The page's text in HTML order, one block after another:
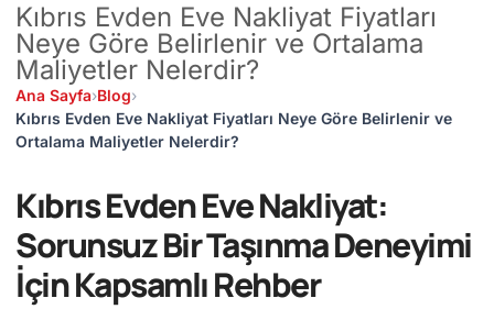
Kıbrıs Evden Eve Nakliyat Fiyatları
Neye Göre Belirlenir ve Ortalama
Maliyetler Nelerdir?
Ana Sayfa›Blog›
Kıbrıs Evden Eve Nakliyat Fiyatları Neye Göre Belirlenir ve
Ortalama Maliyetler Nelerdir?
Kıbrıs Evden Eve Nakliyat:
Sorunsuz Bir Taşınma Deneyimi
İçin Kapsamlı Rehber